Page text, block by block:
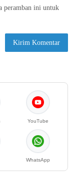
peramban ini untuk
YouTube
WhatsApp